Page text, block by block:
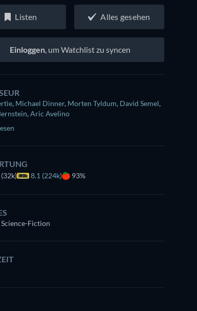
Listen Alles gesehen
Einloggen, um Watchlist zu syncen
, Michael Dinner, Morten Tyldum, David Semel,
,Aric Avelino
(32k) 8.1 (224k) 93%
Fiction